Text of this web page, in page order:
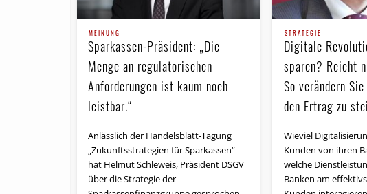
MEINUNG
Sparkassen-Präsident: „Die
Menge an regulatorischen
Anforderungen ist kaum noch
leistbar.“
Anlässlich der Handelsblatt-Tagung
„Zukunftsstrategien für Sparkassen“
hat Helmut Schleweis, Präsident DSGV
über die Strategie der
STRATEGIE
Digitale
sparen? Reicht
So verändern
den Ertrag zu
Wieviel
Kunden von ihren
welche
Banken am